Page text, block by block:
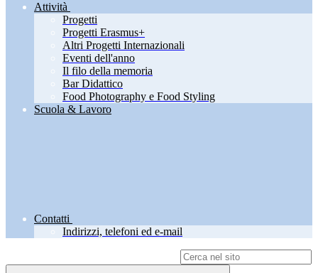
Attività
Progetti
Progetti Erasmus+
Altri Progetti Internazionali
Eventi dell'anno
Il filo della memoria
Bar Didattico
Food Photography e Food Styling
Scuola & Lavoro
Contatti
Indirizzi, telefoni ed e-mail